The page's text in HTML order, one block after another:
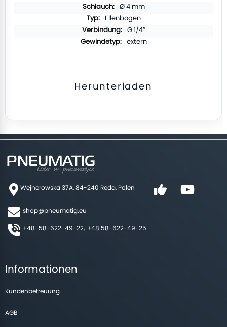
Ø 4 mm
Ellenbogen
G 1/4″
extern
Herunterladen
Wejherowska 37A, 84-240 Reda, Polen
shop@pneumatig.eu
+48-58-622-49-22, +48 58-622-49-25
Informationen
Kundenbetreuung
AGB